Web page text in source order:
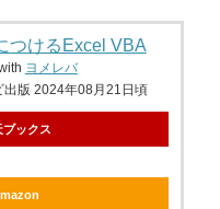
つけるExcel VBA
ヨメレバ
版 2024年08月21日頃
ブックス